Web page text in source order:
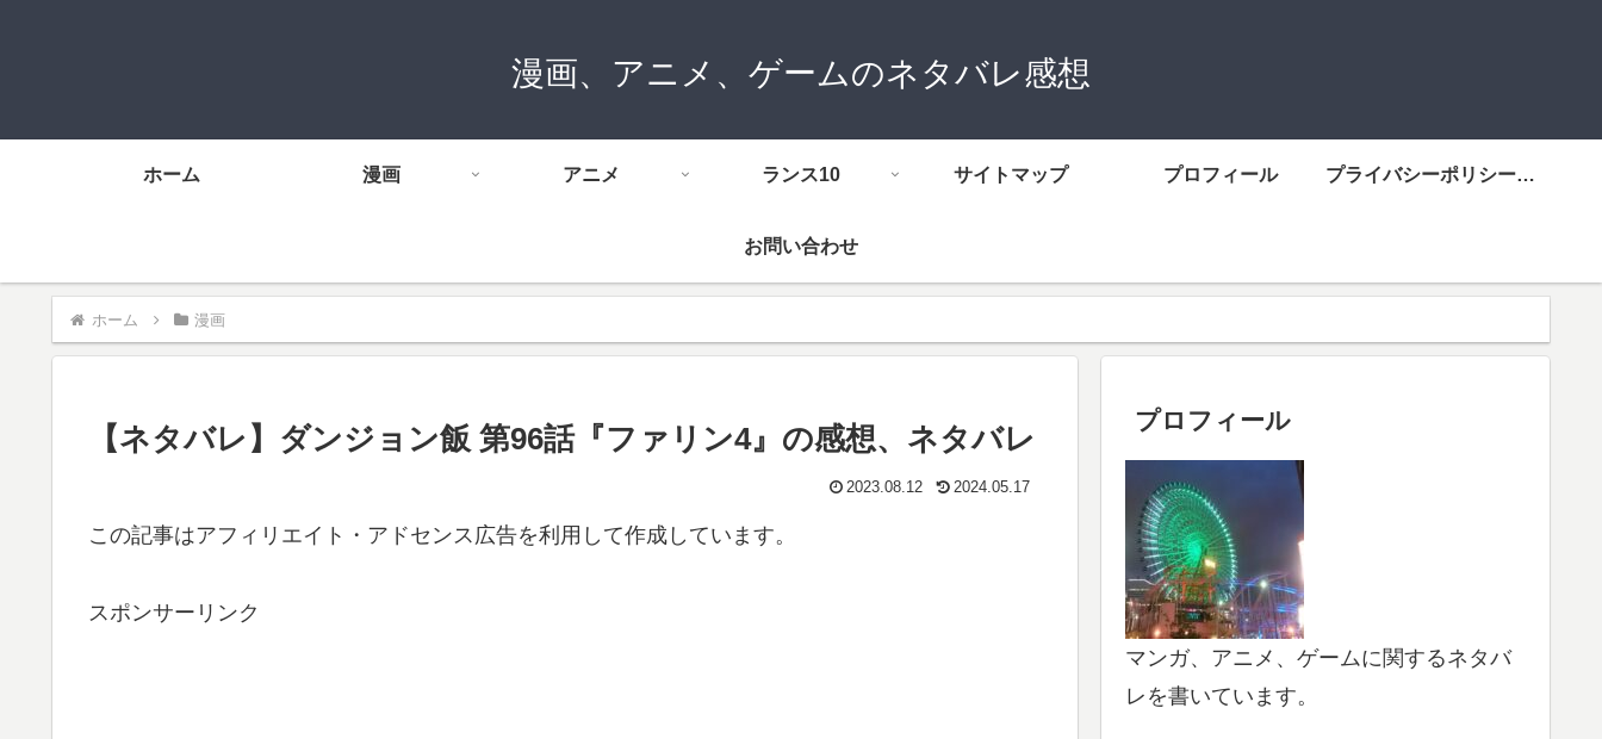
漫画、アニメ、ゲームのネタバレ感想
ホーム 漫画 アニメ ランス10 サイトマップ プロフィール プライバシーポリシーについて
お問い合わせ
ホーム 漫画
【ネタバレ】ダンジョン飯 第96話『ファリン4』の感想、ネタバレ
2023.08.12 2024.05.17
この記事はアフィリエイト・アドセンス広告を利用して作成しています。
スポンサーリンク
プロフィール
マンガ、アニメ、ゲームに関するネタバ
レを書いています。